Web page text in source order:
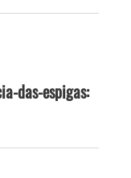
das-espigas: